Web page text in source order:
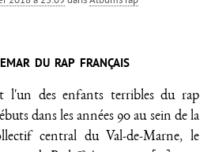
du rap français
l'un des enfants terribles du rap
dans les années 90 au sein de la
central du Val-de-Marne, le